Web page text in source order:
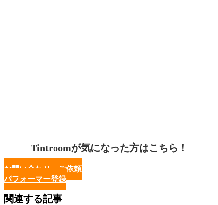
Tintroomが気になった方はこちら！
お問い合わせ・ご依頼
パフォーマー登録
関連する記事